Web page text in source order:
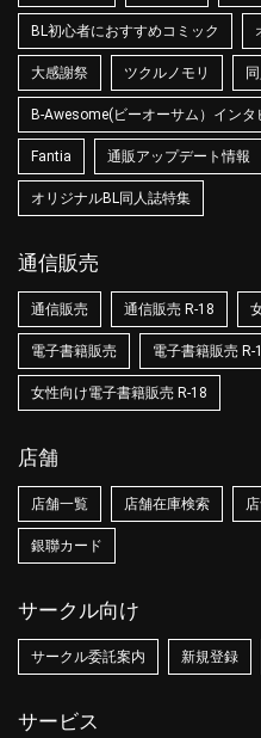
BL初心者におすすめコミック
大感謝祭 ツクルノモリ
B-Awesome(ビーオーサム）インタ
Fantia 通販アップデート情報
オリジナルBL同人誌特集
通信販売
通信販売 通信販売 R-18
電子書籍販売 電子書籍販売 R-
女性向け電子書籍販売 R-18
店舗
店舗一覧 店舗在庫検索
銀聯カード
サークル向け
サークル委託案内 新規登録
サービス